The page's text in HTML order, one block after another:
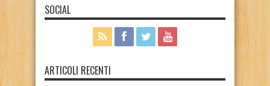
SOCIAL
ARTICOLI RECENTI